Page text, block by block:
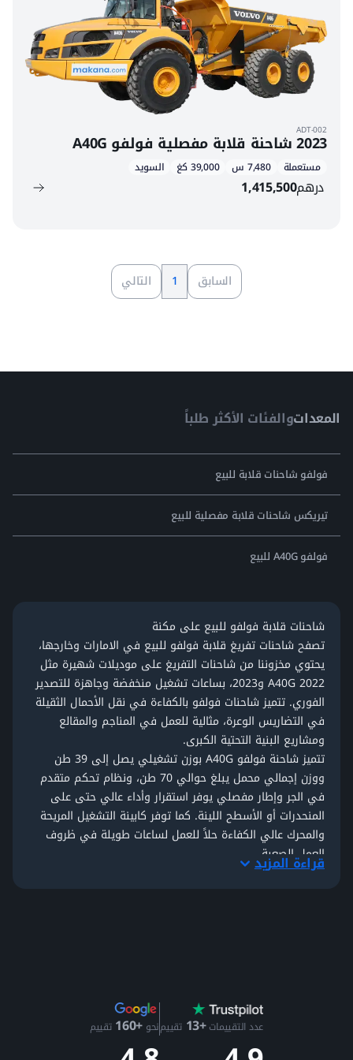
ADT-002
2023 شاحنة قلابة مفصلية فولفو A40G
مستعملة 7,480 س 39,000 كغ السويد
درهم1,415,500
السابق 1 التالي
المعداتوالفئات الأكثر طلباً
فولفو شاحنات قلابة للبيع
تيريكس شاحنات قلابة مفصلية للبيع
فولفو A40G للبيع
شاحنات قلابة فولفو للبيع على مكنة
تصفح شاحنات تفريغ قلابة فولفو للبيع في الامارات وخارجها،
يحتوي مخزوننا من شاحنات التفريغ على موديلات شهيرة مثل
A40G 2022 و2023، بساعات تشغيل منخفضة وجاهزة للتصدير
الفوري. تتميز شاحنات فولفو بالكفاءة في نقل الأحمال الثقيلة
في التضاريس الوعرة، مثالية للعمل في المناجم والمقالع
ومشاريع البنية التحتية الكبرى.
تتميز شاحنة فولفو A40G بوزن تشغيلي يصل إلى 39 طن
ووزن إجمالي محمل يبلغ حوالي 70 طن، ونظام تحكم متقدم
في الجر وإطار مفصلي يوفر استقرار وأداء عالي حتى على
المنحدرات أو الأسطح اللينة. كما توفر كابينة التشغيل المريحة
والمحرك عالي الكفاءة حلاً للعمل لساعات طويلة في ظروف
العمل الصعبة.
لماذا تشتري شاحنات فولفو للتفريع من مكنة؟
بيع أو شراء شاحنات فولفو المفصلية عبر مكنة
هل ترغب فيشراء شاحنة تفريغ فولفو في دبي؟
لتنظيم جولة افتراضية أو زيارة مباشرة إلى
قراءة المزيد
عدد التقييمات+13 تقييمنحو +160 تقييم